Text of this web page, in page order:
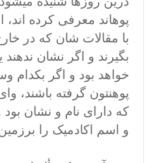
پوهاند معرفی کرده اند،
با مقالات شان که در
بگیرند و اگر نشان
خواهد بود و اگر بکدام
پوهنتون گرفته باشند،
که دارای نام و نشان
و اسم اکادمیک را